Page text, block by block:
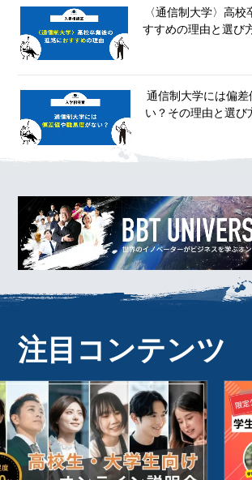
〈通信制大学〉高
すすめの理由と選び
通信制大学には偏
い？その理由と選び
注目コンテンツ